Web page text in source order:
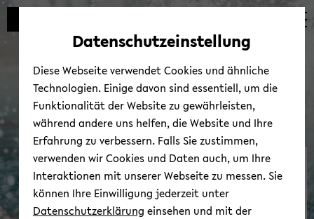
Automatische
vermeiden
zum
wechseln
zum
wechseln
zum
wechseln
Hoch­schul­sport
Datenschutzeinstellung
Diese Webseite verwendet Cookies und ähnliche
Technologien. Einige davon sind essentiell, um die
Funktionalität der Website zu gewährleisten,
während andere uns helfen, die Website und Ihre
Erfahrung zu verbessern. Falls Sie zustimmen,
verwenden wir Cookies und Daten auch, um Ihre
Interaktionen mit unserer Webseite zu messen. Sie
können Ihre Einwilligung jederzeit unter
Datenschutzerklärung einsehen und mit der